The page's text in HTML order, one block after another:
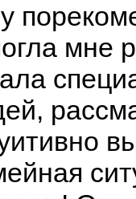
мне